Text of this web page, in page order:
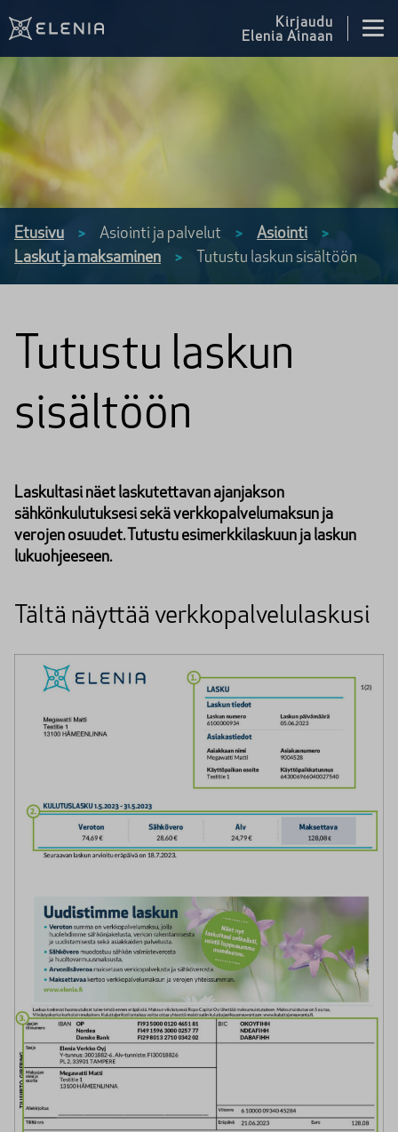
Siirry sisältöön
Kirjaudu
Elenia Ainaan
Etusivu > Asiointi ja palvelut > Asiointi >
Laskut ja maksaminen > Tutustu laskun sisältöön
Tutustu laskun
sisältöön
Laskultasi näet laskutettavan ajanjakson
sähkönkulutuksesi sekä verkkopalvelumaksun ja
verojen osuudet. Tutustu esimerkkilaskuun ja laskun
lukuohjeeseen.
Tältä näyttää verkkopalvelulaskusi